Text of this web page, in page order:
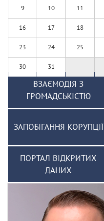
9 10 11
16 17 18
23 24 25
30 31
ВЗАЄМОДІЯ З
ГРОМАДСЬКІСТЮ
ЗАПОБІГАННЯ КОРУПЦІЇ
ПОРТАЛ ВІДКРИТИХ
ДАНИХ